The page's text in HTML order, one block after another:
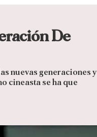
De
nuevas generaciones y
cineasta se ha que